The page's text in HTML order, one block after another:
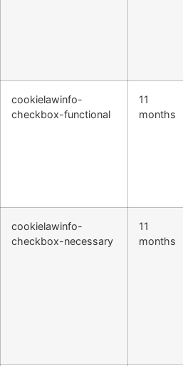
cookielawinfo-
checkbox-functional
11
months
cookielawinfo-
checkbox-necessary
11
months